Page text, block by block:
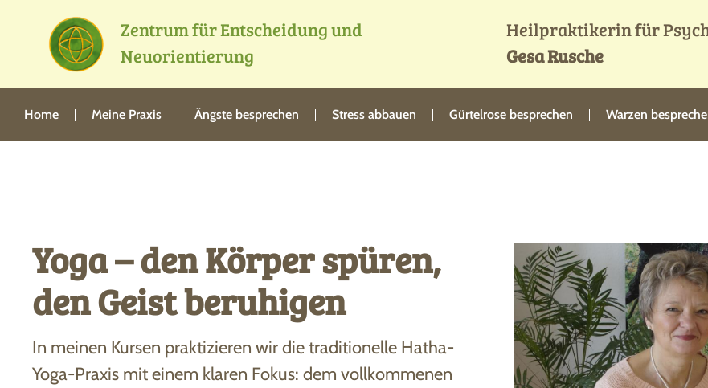
Zentrum für Entscheidung und
Neuorientierung
Heilpraktikerin für
Gesa Rusche
Home Meine Praxis Ängste besprechen Stress abbauen Gürtelrose besprechen Warzen
Yoga – den Körper spüren,
den Geist beruhigen
In meinen Kursen praktizieren wir die traditionelle Hatha-
Yoga-Praxis mit einem klaren Fokus: dem vollkommenen